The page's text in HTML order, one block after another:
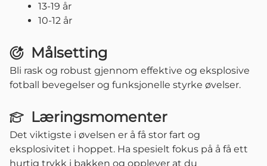
13-19 år
10-12 år
Målsetting
Bli rask og robust gjennom effektive og eksplosive
fotball bevegelser og funksjonelle styrke øvelser.
Læringsmomenter
Det viktigste i øvelsen er å få stor fart og
eksplosivitet i hoppet. Ha spesielt fokus på å få ett
hurtig trykk i bakken og opplever at du